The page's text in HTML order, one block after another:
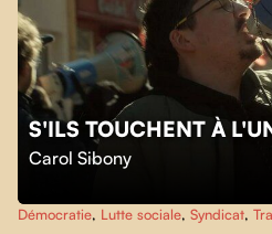
S'ILS TOUCHENT À
Carol Sibony
Démocratie, Lutte sociale, Syndicat,